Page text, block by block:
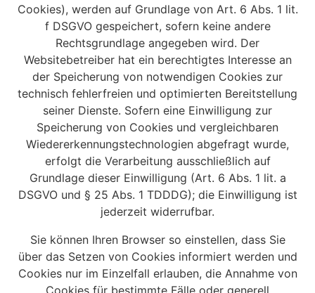
Cookies), werden auf Grundlage von Art. 6 Abs. 1 lit.
f DSGVO gespeichert, sofern keine andere
Rechtsgrundlage angegeben wird. Der
Websitebetreiber hat ein berechtigtes Interesse an
der Speicherung von notwendigen Cookies zur
technisch fehlerfreien und optimierten Bereitstellung
seiner Dienste. Sofern eine Einwilligung zur
Speicherung von Cookies und vergleichbaren
Wiedererkennungstechnologien abgefragt wurde,
erfolgt die Verarbeitung ausschließlich auf
Grundlage dieser Einwilligung (Art. 6 Abs. 1 lit. a
DSGVO und § 25 Abs. 1 TDDDG); die Einwilligung ist
jederzeit widerrufbar.
Sie können Ihren Browser so einstellen, dass Sie
über das Setzen von Cookies informiert werden und
Cookies nur im Einzelfall erlauben, die Annahme von
Cookies für bestimmte Fälle oder generell